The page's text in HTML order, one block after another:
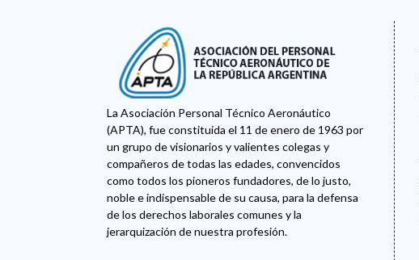
La Asociación Personal Técnico Aeronáutico
(APTA), fue constituida el 11 de enero de 1963 por
un grupo de visionarios y valientes colegas y
compañeros de todas las edades, convencidos
como todos los pioneros fundadores, de lo justo,
noble e indispensable de su causa, para la defensa
de los derechos laborales comunes y la
jerarquización de nuestra profesión.